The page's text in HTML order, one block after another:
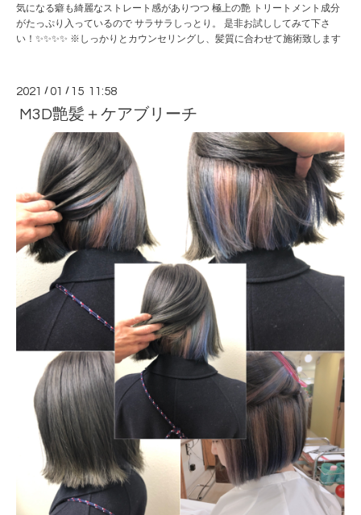
気になる癖も綺麗なストレート感がありつつ 極上の艶 トリートメント成分
がたっぷり入っているので サラサラしっとり。 是非お試ししてみて下さ
い！✨✨✨✨ ※しっかりとカウンセリングし、髪質に合わせて施術致します
2021 /01 / 15 11:58
M3D艶髪＋ケアブリーチ